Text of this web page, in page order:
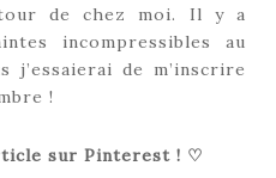
de chez moi. Il y a
incompressibles au
j’essaierai de m’inscrire
!
sur Pinterest ! ♡